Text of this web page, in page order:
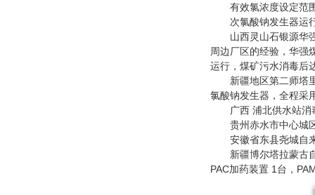
有效氯浓度设定范
次氯酸钠发生器运
山西灵山石银源华强
周边厂区的经验，华强
运行，煤矿污水消毒后
新疆地区第二师塔里
氯酸钠发生器，全程采
广西 浦北供水站消毒
贵州赤水市中心城区
安徽省东县尧城自来
新疆博尔塔拉蒙古自
PAC加药装置 1台，